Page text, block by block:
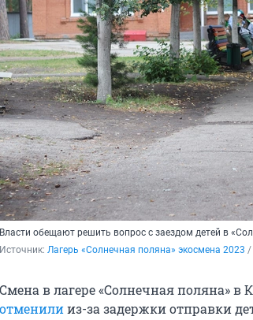
Власти обещают решить вопрос с заездом детей в
Источник: Лагерь «Солнечная поляна» экосмена 2023 /
Смена в лагере «Солнечная поляна»
отменилииз-за задержки отправки